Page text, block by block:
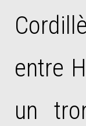
entre
un